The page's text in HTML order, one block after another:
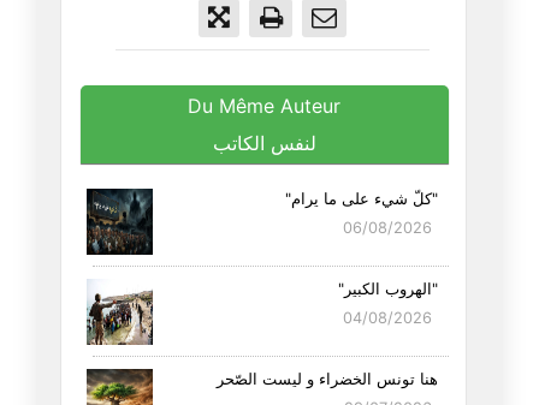
Du Même Auteur
لنفس الكاتب
"كلّ شيء على ما يرام"
06/08/2026
"الهروب الكبير"
04/08/2026
هنا تونس الخضراء و ليست الصّحر